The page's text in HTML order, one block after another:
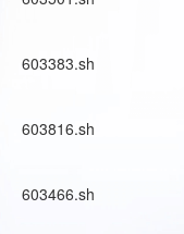
603383.sh
603816.sh
603466.sh